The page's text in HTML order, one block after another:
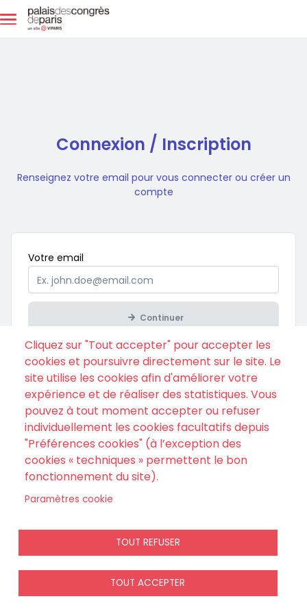
Aller au contenu principal
Connexion / Inscription
Renseignez votre email pour vous connecter ou créer un
compte
Votre email
Continuer
retrouver votre commande ici
Cliquez sur "Tout accepter" pour accepter les
cookies et poursuivre directement sur le site. Le
site utilise les cookies afin d'améliorer votre
expérience et de réaliser des statistiques. Vous
pouvez à tout moment accepter ou refuser
individuellement les cookies facultatifs depuis
"Préférences cookies" (à l’exception des
cookies « techniques » permettent le bon
fonctionnement du site).
Paramètres cookie
TOUT REFUSER
TOUT ACCEPTER